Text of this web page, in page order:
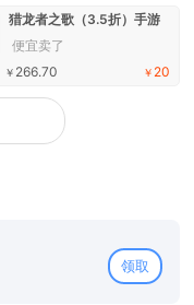
猎龙者之歌（3.5折）手游
便宜卖了
￥ 20
￥ 266.70
领取